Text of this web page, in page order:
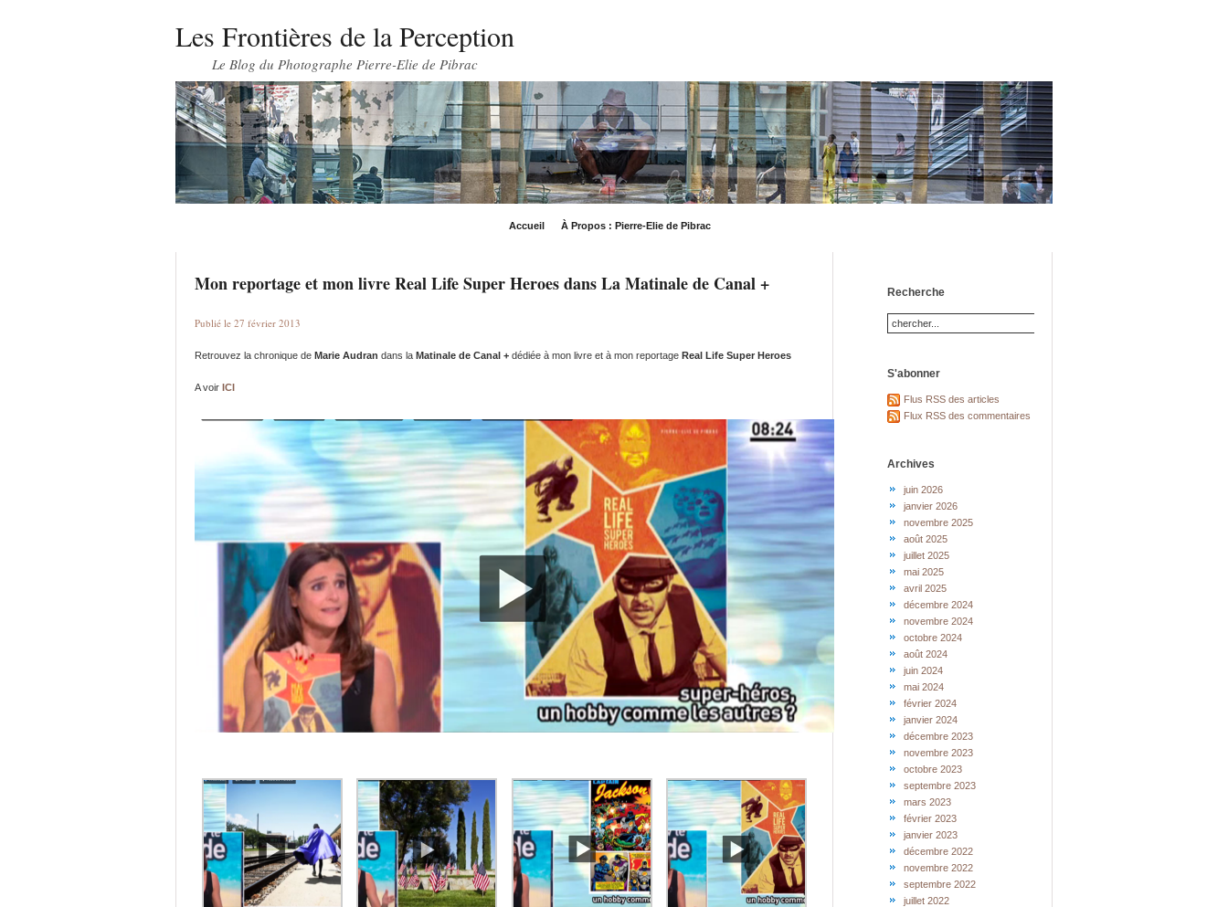
Les Frontières de la Perception
Le Blog du Photographe Pierre-Elie de Pibrac
Accueil À Propos : Pierre-Elie de Pibrac
Mon reportage et mon livre Real Life Super Heroes dans La Matinale de Canal +
Publié le 27 février 2013
Retrouvez la chronique de Marie Audran dans la Matinale de Canal + dédiée à mon livre et à mon reportage Real Life Super Heroes
A voir ICI
Recherche
S'abonner
Flus RSS des articles
Flux RSS des commentaires
Archives
juin 2026
janvier 2026
novembre 2025
août 2025
juillet 2025
mai 2025
avril 2025
décembre 2024
novembre 2024
octobre 2024
août 2024
juin 2024
mai 2024
février 2024
janvier 2024
décembre 2023
novembre 2023
octobre 2023
septembre 2023
mars 2023
février 2023
janvier 2023
décembre 2022
novembre 2022
septembre 2022
juillet 2022